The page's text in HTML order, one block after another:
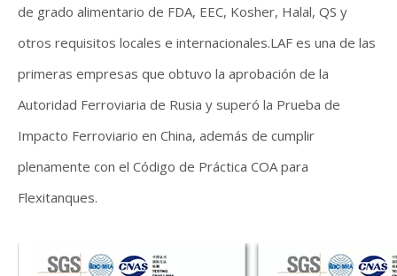
de grado alimentario de FDA, EEC, Kosher, Halal, QS y
otros requisitos locales e internacionales.LAF es una de las
primeras empresas que obtuvo la aprobación de la
Autoridad Ferroviaria de Rusia y superó la Prueba de
Impacto Ferroviario en China, además de cumplir
plenamente con el Código de Práctica COA para
Flexitanques.